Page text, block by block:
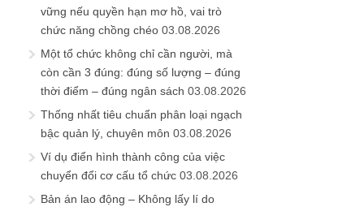
vững nếu quyền hạn mơ hồ, vai trò
chức năng chồng chéo 03.08.2026
Một tổ chức không chỉ cần người, mà
còn cần 3 đúng: đúng số lượng – đúng
thời điểm – đúng ngân sách 03.08.2026
Thống nhất tiêu chuẩn phân loại ngạch
bậc quản lý, chuyên môn 03.08.2026
Ví dụ điển hình thành công của việc
chuyển đổi cơ cấu tổ chức 03.08.2026
Bản án lao động – Không lấy lí do